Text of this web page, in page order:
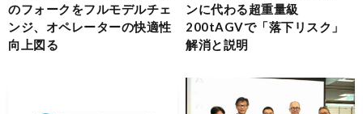
のフォークをフルモデルチェ
ンジ、オペレーターの快適性
向上図る
ンに代わる超重量級
200tAGVで「落下リスク」
解消と説明